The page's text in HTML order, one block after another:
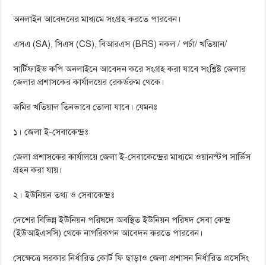
অনলাইন আবেদনের মাধ্যমে সংগ্রহ করতে পারবেন।
এসএ (SA), সিএস (CS), বিআরএস (BRS) নকল / পর্চা/ খতিয়ান/
সার্টিফাইড কপি অনলাইনে আবেদন করে সংগ্রহ করা যাবে সংশ্লিষ্ট জেলার
জেলার প্রশাসকের কার্যালয়ের রেকর্ডরুম থেকে।
জমির খতিয়াল তিনভাবে তোলা যাবে। যেমনঃ
১। জেলা ই-সেবাকেন্দ্রঃ
জেলা প্রশাসকের কার্যালয়ে জেলা ই-সেবাকেন্দ্রের মাধ্যমে ওয়ানস্টপ সার্ভিস
গ্রহন করা যায়।
২। ইউনিয়ন তথ্য ও সেবাকেন্দ্রঃ
দেশের বিভিন্ন ইউনিয়ন পরিষদে অবস্থিত ইউনিয়ন পরিষদ সেবা কেন্দ্র
(ইউআইএসসি) থেকে নাগরিকগন আবেদন করতে পারবেন।
সেক্ষেত্রে সরকার নির্ধারিত কোর্ট ফি ছাড়াও জেলা প্রশাসন নির্ধারিত প্রসেসিং